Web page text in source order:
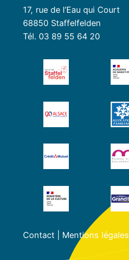
17, rue de l’Eau qui Court
68850 Staffelfelden
Tél. 03 89 55 64 20
Contact| Mentions légales